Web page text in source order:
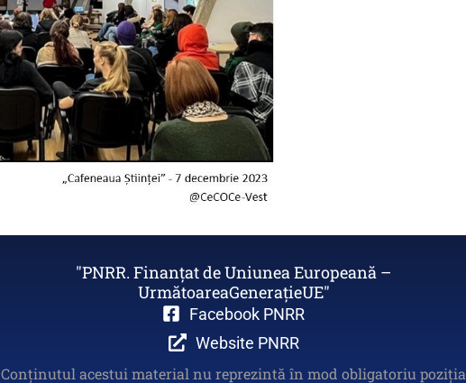
"PNRR. Finanțat de Uniunea Europeană –
UrmătoareaGenerațieUE"
Facebook PNRR
Website PNRR
Conținutul acestui material nu reprezintă în mod obligatoriu poziția